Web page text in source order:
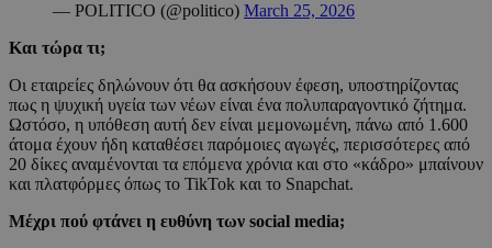
— POLITICO (@politico) March 25, 2026
Και τώρα τι;
Οι εταιρείες δηλώνουν ότι θα ασκήσουν έφεση, υποστηρίζοντας
πως η ψυχική υγεία των νέων είναι ένα πολυπαραγοντικό ζήτημα.
Ωστόσο, η υπόθεση αυτή δεν είναι μεμονωμένη, πάνω από 1.600
άτομα έχουν ήδη καταθέσει παρόμοιες αγωγές, περισσότερες από
20 δίκες αναμένονται τα επόμενα χρόνια και στο «κάδρο» μπαίνουν
και πλατφόρμες όπως το TikTok και το Snapchat.
Μέχρι πού φτάνει η ευθύνη των social media;